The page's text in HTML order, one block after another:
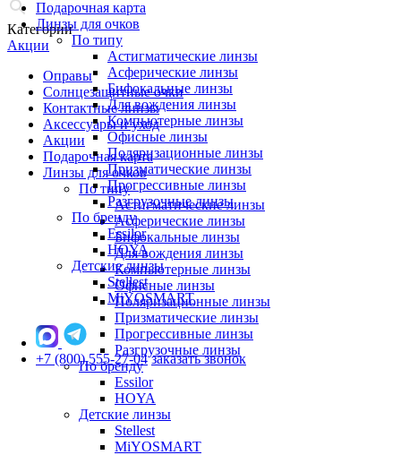
Категории
Акции
Оправы
Солнцезащитные очки
Контактные линзы
Аксессуары и уход
Акции
Подарочная карта
Линзы для очков
По типу
Астигматические линзы
Асферические линзы
Бифокальные линзы
Для вождения линзы
Компьютерные линзы
Офисные линзы
Поляризационные линзы
Призматические линзы
Прогрессивные линзы
Разгрузочные линзы
По бренду
Essilor
HOYA
Детские линзы
Stellest
MiYOSMART
Подарочная карта
Линзы для очков
По типу
Астигматические линзы
Асферические линзы
Бифокальные линзы
Для вождения линзы
Компьютерные линзы
Офисные линзы
Поляризационные линзы
Призматические линзы
Прогрессивные линзы
Разгрузочные линзы
По бренду
Essilor
HOYA
Детские линзы
Stellest
MiYOSMART
+7 (800) 555-27-04 заказать звонок